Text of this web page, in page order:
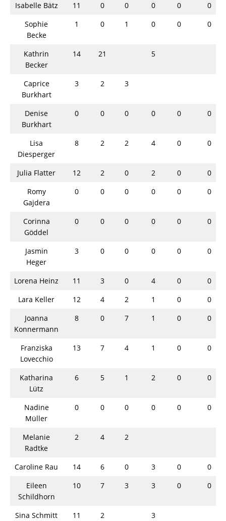
Isabelle Bätz 11 0 0 0 0
0
Sophie
Becke
1 0 1 0 0 0
Kathrin
Becker
14 21 5
Caprice
Burkhart
3 2 3
Denise
Burkhart
0 0 0 0 0 0
Lisa
Diesperger
8 2 2 4 0 0
Julia Flatter 12 2 0 2 0
0
Romy
Gajdera
0 0 0 0 0 0
Corinna
Göddel
0 0 0 0 0 0
Jasmin
Heger
3 0 0 0 0 0
Lorena Heinz 11 3 0 4 0
0
Lara Keller
12 4 2 1 0
0
Joanna
Konnermann
8 0 7 1 0 0
Franziska
Lovecchio
13 7 4 1 0 0
Katharina
Lütz
6 5 1 2 0 0
Nadine
Müller
0 0 0 0 0 0
Melanie
Radtke
2 4 2
Caroline Rau 14 6 0 3 0
0
Eileen
Schildhorn
10 7 3 3 0 0
Sina Schmitt 11 2 3